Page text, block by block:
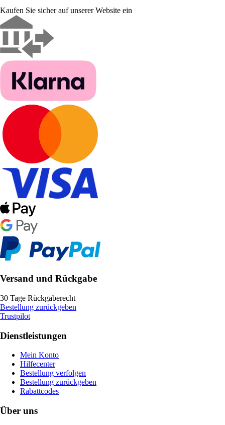
Kaufen Sie sicher auf unserer Website ein
Versand und Rückgabe
30 Tage Rückgaberecht
Bestellung zurückgeben
Trustpilot
Dienstleistungen
Mein Konto
Hilfecenter
Bestellung verfolgen
Bestellung zurückgeben
Rabattcodes
Über uns